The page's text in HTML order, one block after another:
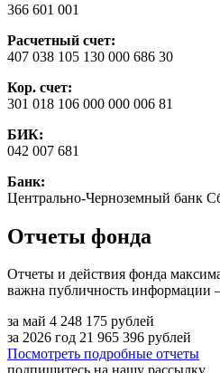
366 601 001
Расчетный счет:
407 038 105 130 000 686 30
Кор. счет:
301 018 106 000 000 006 81
БИК:
042 007 681
Банк:
Центрально-Черноземный банк
Отчеты фонда
Отчеты и действия фонда
важна публичность информации
за май 4 248 175 рублей
за 2026 год 21 965 396 рублей
Посмотреть подробные отчеты